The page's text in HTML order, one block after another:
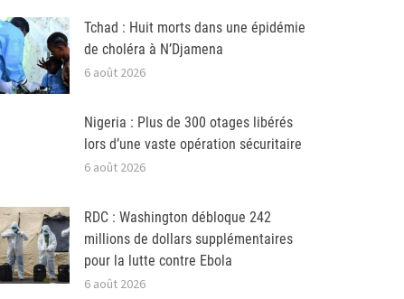
Tchad : Huit morts dans une épidémie
de choléra à N’Djamena
6 août 2026
Nigeria : Plus de 300 otages libérés
lors d’une vaste opération sécuritaire
6 août 2026
RDC : Washington débloque 242
millions de dollars supplémentaires
pour la lutte contre Ebola
6 août 2026